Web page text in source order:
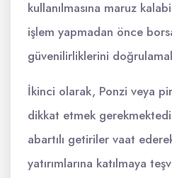
kullanılmasına maruz
işlem yapmadan önce
güvenilirliklerini
İkinci olarak, Ponzi veya
dikkat etmek
abartılı getiriler vaat
yatırımlarına katılmaya